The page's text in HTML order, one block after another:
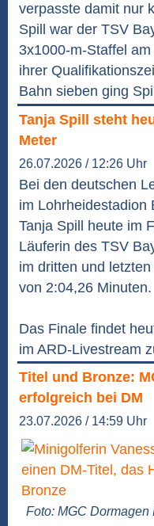
verpasste damit nur
Spill war der TSV
3x1000-m-Staffel
ihrer
Bahn sieben ging
Tanja Spill steht
Meter
26.07.2026 / 12:26 Uhr
Bei den deutschen
im Lohrheidestadion
Tanja Spill heute im
Läuferin des TSV
im dritten und
von 2:04,26 Minuten.
Das Finale findet
im ARD-Livestream
Titel und Bronze:
erfolgreich bei DM
23.07.2026 / 14:59 Uhr
Foto: MGC